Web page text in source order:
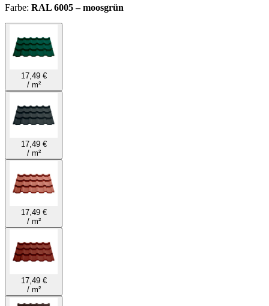
Farbe: RAL 6005 – moosgrün
17,49 €
/ m²
17,49 €
/ m²
17,49 €
/ m²
17,49 €
/ m²